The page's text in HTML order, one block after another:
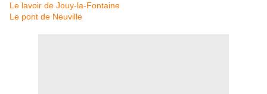
Le lavoir de Jouy-la-Fontaine
Le pont de Neuville